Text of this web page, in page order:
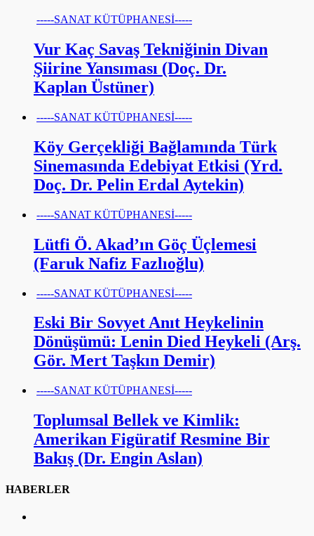
-----SANAT KÜTÜPHANESİ-----
Vur Kaç Savaş Tekniğinin Divan
Şiirine Yansıması (Doç. Dr.
Kaplan Üstüner)
-----SANAT KÜTÜPHANESİ-----
Köy Gerçekliği Bağlamında Türk
Sinemasında Edebiyat Etkisi (Yrd.
Doç. Dr. Pelin Erdal Aytekin)
-----SANAT KÜTÜPHANESİ-----
Lütfi Ö. Akad’ın Göç Üçlemesi
(Faruk Nafiz Fazlıoğlu)
-----SANAT KÜTÜPHANESİ-----
Eski Bir Sovyet Anıt Heykelinin
Dönüşümü: Lenin Died Heykeli (Arş.
Gör. Mert Taşkın Demir)
-----SANAT KÜTÜPHANESİ-----
Toplumsal Bellek ve Kimlik:
Amerikan Figüratif Resmine Bir
Bakış (Dr. Engin Aslan)
HABERLER